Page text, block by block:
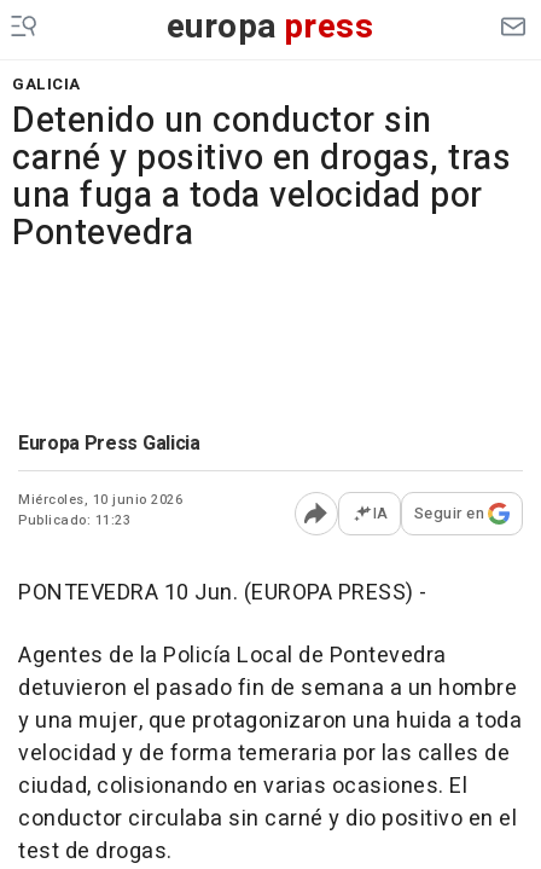
europa press
GALICIA
Detenido un conductor sin
carné y positivo en drogas, tras
una fuga a toda velocidad por
Pontevedra
Europa Press Galicia
Miércoles, 10 junio 2026
Publicado: 11:23
Abrir opciones para
IA Seguir en
PONTEVEDRA 10 Jun. (EUROPA PRESS) -
Agentes de la Policía Local de Pontevedra
detuvieron el pasado fin de semana a un hombre
y una mujer, que protagonizaron una huida a toda
velocidad y de forma temeraria por las calles de
ciudad, colisionando en varias ocasiones. El
conductor circulaba sin carné y dio positivo en el
test de drogas.